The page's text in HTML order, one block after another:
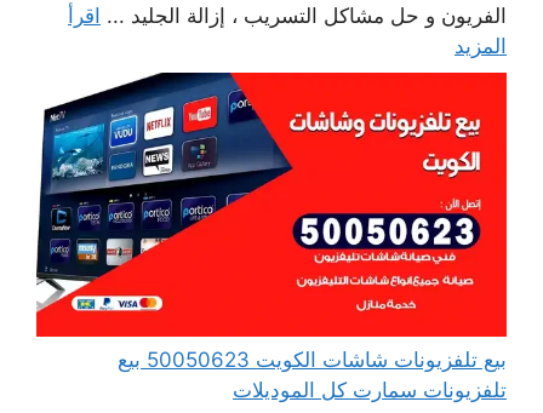
الفريون و حل مشاكل التسريب ، إزالة الجليد ... اقرأ
المزيد
بيع تلفزيونات شاشات الكويت 50050623 بيع
تلفزيونات سمارت كل الموديلات